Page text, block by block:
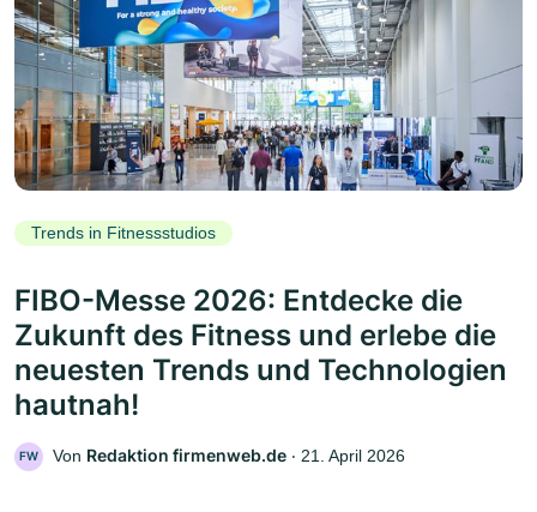
Trends in Fitnessstudios
FIBO-Messe 2026: Entdecke die
Zukunft des Fitness und erlebe die
neuesten Trends und Technologien
hautnah!
FW Von Redaktion firmenweb.de ‧ 21. April 2026